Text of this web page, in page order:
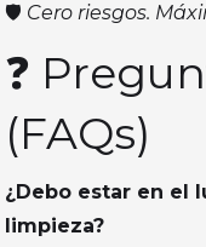
🛡️ Cero riesgos.
❓
(FAQs)
¿Debo estar en el
limpieza?